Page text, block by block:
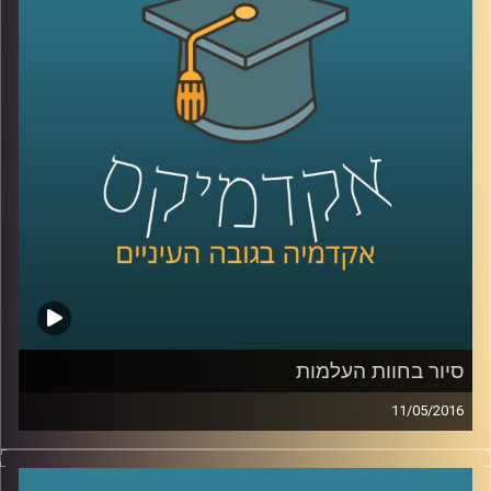
כלכליים וביטחוניים שמשרתים את שני הצדדים,
מייצרים פלטפורמה לנרמול יחסים היסטורי
תדמית השחקן החזק, הבלתי צפוי ויש שיגידו
הבלתי פרופורציונלי, שישראל יצרה לעצמה
לאורך השנים, שירתה אותנו היטב, והבהירה
לכלל מדינות האזור שמדינת ישראל היא אינה
אפיזודה חולפת. עלינו לשמר את אותו "קיר
מדינות המפרץ ולא לנהוג בחיפזון, שכן הן עדיין
מוגדרות כמדינות אויב. ז'בוטינסקי כתב ש"כל
עוד יש לערבים אפילו זיק של תקווה להיפטר
מאתנו ,הם לא ימכרו את תקוותם". ובכן,
בתקופה בה נדמה שיש לנו יותר פוטנציאל
העצמי לעומת האחר? מה קורה לנו כשאנחנו
מבצעים יחד את אותה הפעולה? דוקטור יוליה
גולנד, חוקרת מוח, מסבירה על מיזוג ופירוד
ועולם עתיר תקשורת
קרדיט תמונות: AudioVersity
סיור בחוות העלמות
11/05/2016
דוקטור עמנואלה ברש-רובינשטיין, חוקרת סמלי